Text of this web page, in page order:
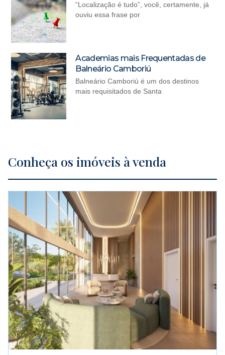
“Localização é tudo”, você, certamente, já
ouviu essa frase por
Academias mais Frequentadas de
Balneário Camboriú
Balneário Camboriú é um dos destinos
mais requisitados de Santa
Conheça os imóveis à venda